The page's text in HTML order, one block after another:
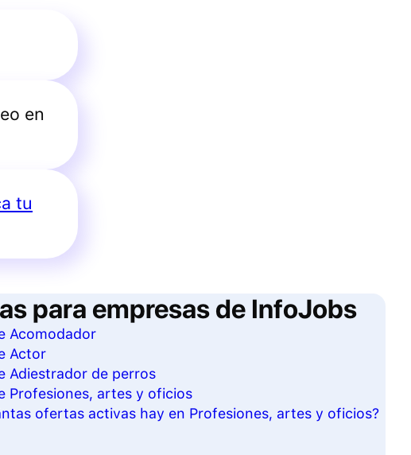
en
tu
para empresas de InfoJobs
Acomodador
Actor
Adiestrador de perros
Profesiones, artes y oficios
ofertas activas hay en Profesiones, artes y oficios?